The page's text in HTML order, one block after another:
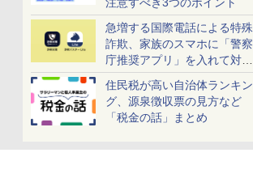
急増する国際電話による特殊
詐欺、家族のスマホに「警察
庁推奨アプリ」を入れて対策
しよう！
住民税が高い自治体ランキン
グ、源泉徴収票の見方など
「税金の話」まとめ